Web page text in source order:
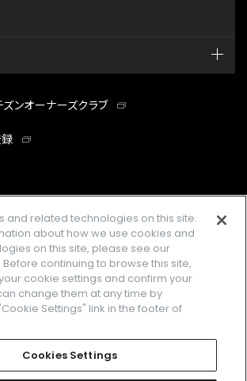
ンオーナーズクラブ
facebookinstagramtwitter
企業情報 ご利用規約
バシーポリシー Cookies Settings
Amazon.com, Inc.またはその関連会社の商標です。
and related technologies on this site.
about how we use cookies and
on this site, please see our
. Before continuing to browse this site,
cookie settings and confirm your
change them at any time by
Settings" link in the footer of
Cookies Settings